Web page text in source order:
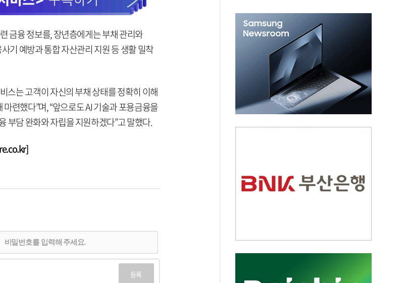
금융 정보를, 장년층에게는 부채 관리와
기 예방과 통합 자산관리 지원 등 생활 밀착
스는 고객이 자신의 부채 상태를 정확히 이해
련했다”며, “앞으로도 AI 기술과 포용금융을
부담 완화와 자립을 지원하겠다”고 말했다.
등록